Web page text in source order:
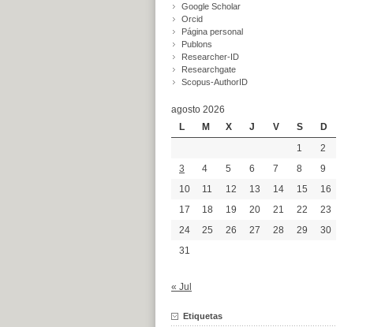
Google Scholar
Orcid
Página personal
Publons
Researcher-ID
Researchgate
Scopus-AuthorID
agosto 2026
L
M X J V S
D
1
2
3
4 5 6 7 8
9
10
11 12 13 14 15
16
17
18 19 20 21 22
23
24
25 26 27 28 29
30
31
« Jul
Etiquetas